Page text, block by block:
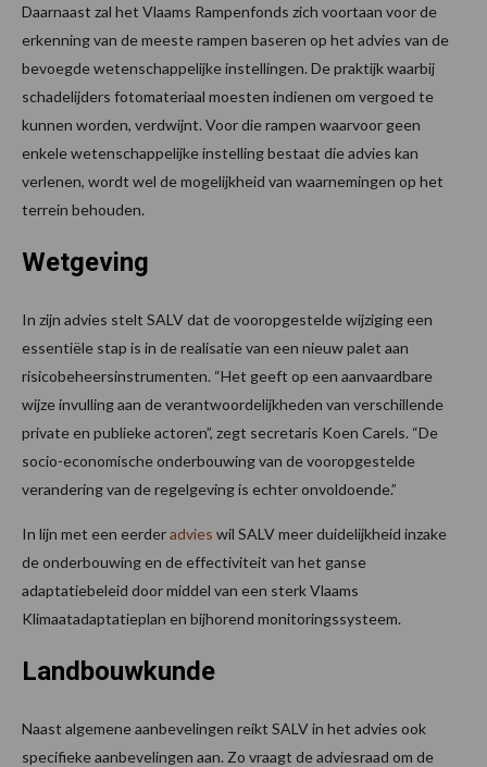
Daarnaast zal het Vlaams Rampenfonds zich voortaan voor de
erkenning van de meeste rampen baseren op het advies van de
bevoegde wetenschappelijke instellingen. De praktijk waarbij
schadelijders fotomateriaal moesten indienen om vergoed te
kunnen worden, verdwijnt. Voor die rampen waarvoor geen
enkele wetenschappelijke instelling bestaat die advies kan
verlenen, wordt wel de mogelijkheid van waarnemingen op het
terrein behouden.
Wetgeving
In zijn advies stelt SALV dat de vooropgestelde wijziging een
essentiële stap is in de realisatie van een nieuw palet aan
risicobeheersinstrumenten. “Het geeft op een aanvaardbare
wijze invulling aan de verantwoordelijkheden van verschillende
private en publieke actoren”, zegt secretaris Koen Carels. “De
socio-economische onderbouwing van de vooropgestelde
verandering van de regelgeving is echter onvoldoende.”
In lijn met een eerderadvies wil SALV meer duidelijkheid inzake
de onderbouwing en de effectiviteit van het ganse
adaptatiebeleid door middel van een sterk Vlaams
Klimaatadaptatieplan en bijhorend monitoringssysteem.
Landbouwkunde
Naast algemene aanbevelingen reikt SALV in het advies ook
specifieke aanbevelingen aan. Zo vraagt de adviesraad om de